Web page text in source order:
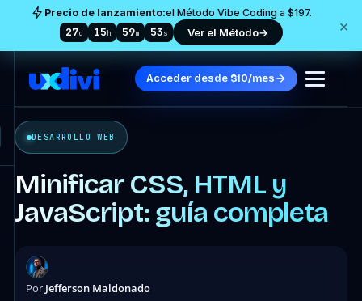
Precio de lanzamiento:el Método Vibe Coding a $197.
27d 15h 59m 51s Ver el Método→ ×
Acceder desde $10/mes
DESARROLLO WEB
Minificar CSS, HTML y
JavaScript: guía completa
Por Jefferson Maldonado